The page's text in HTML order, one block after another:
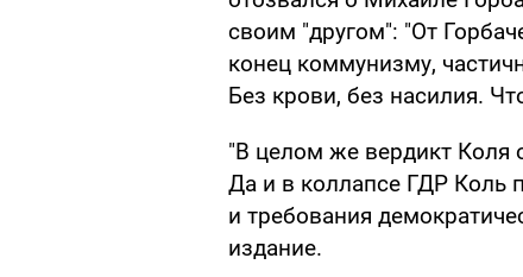
своим "другом": "От
конец коммунизму,
Без крови, без насилия.
"В целом же вердикт Коля
Да и в коллапсе ГДР Коль
и требования
издание.